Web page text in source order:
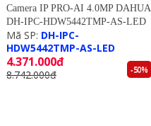
Camera IP PRO-AI 4.0MP DAHUA
DH-IPC-HDW5442TMP-AS-LED
Mã SP: DH-IPC-
HDW5442TMP-AS-LED
4.371.000đ
8.742.000đ -50%